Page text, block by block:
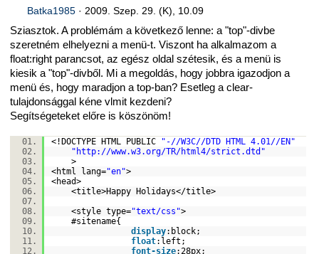
Batka1985· 2009. Szep. 29. (K), 10.09
Sziasztok. A problémám a következő lenne: a "top"-divbe
szeretném elhelyezni a menü-t. Viszont ha alkalmazom a
float:right parancsot, az egész oldal szétesik, és a menü is
kiesik a "top"-divből. Mi a megoldás, hogy jobbra igazodjon a
menü és, hogy maradjon a top-ban? Esetleg a clear-
tulajdonsággal kéne vlmit kezdeni?
Segítségeteket előre is köszönöm!
<!DOCTYPE HTML PUBLIC
"-//W3C//DTD HTML 4.01//EN"
"http://www.w3.org/TR/html4/strict.dtd"
>
<html lang="en">
<head>
<title>Happy Holidays</title>
<style type="text/css">
#sitename{
display: block;
float: left ;
font-size: 28px;